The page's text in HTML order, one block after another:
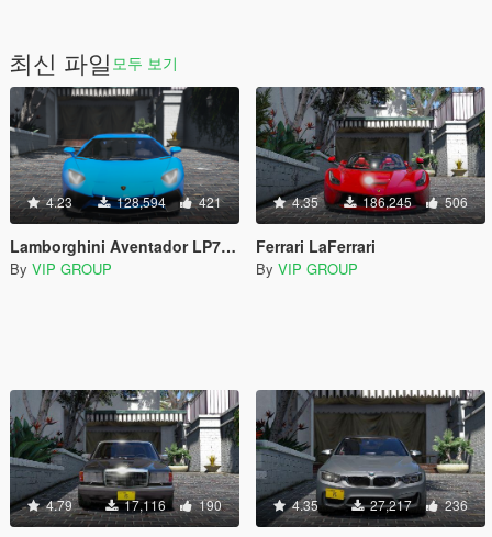
최신 파일 모두 보기
4.23 128,594 421
Lamborghini Aventador LP750-4 SV [Add-On / Replace]
By VIP GROUP
4.35 186,245 506
Ferrari LaFerrari
By VIP GROUP
4.79 17,116 190 4.35 27,217 236